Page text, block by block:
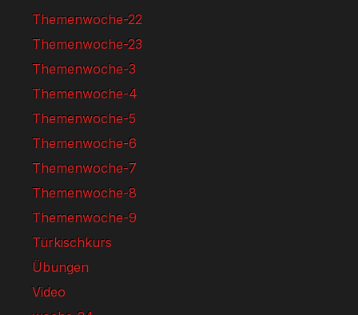
Themenwoche-22
Themenwoche-23
Themenwoche-3
Themenwoche-4
Themenwoche-5
Themenwoche-6
Themenwoche-7
Themenwoche-8
Themenwoche-9
Türkischkurs
Übungen
Video